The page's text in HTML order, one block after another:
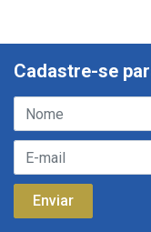
Cadastre-se